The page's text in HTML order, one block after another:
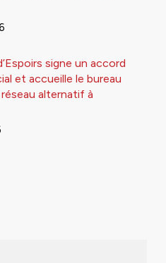
signe un accord
et accueille le bureau
alternatif à